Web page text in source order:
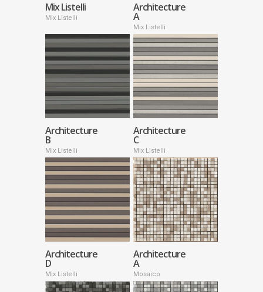
Mix Listelli
Mix Listelli
Architecture
A
Mix Listelli
Architecture
B
Mix Listelli
Architecture
C
Mix Listelli
Architecture
D
Mix Listelli
Architecture
A
Mosaico